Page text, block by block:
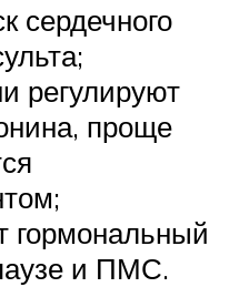
сердечного
регулируют
проще
гормональный
и ПМС.